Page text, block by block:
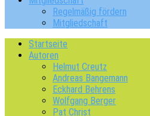
Regelmäßig fördern
Mitgliedschaft
Startseite
Autoren
Helmut Creutz
Andreas Bangemann
Eckhard Behrens
Wolfgang Berger
Pat Christ